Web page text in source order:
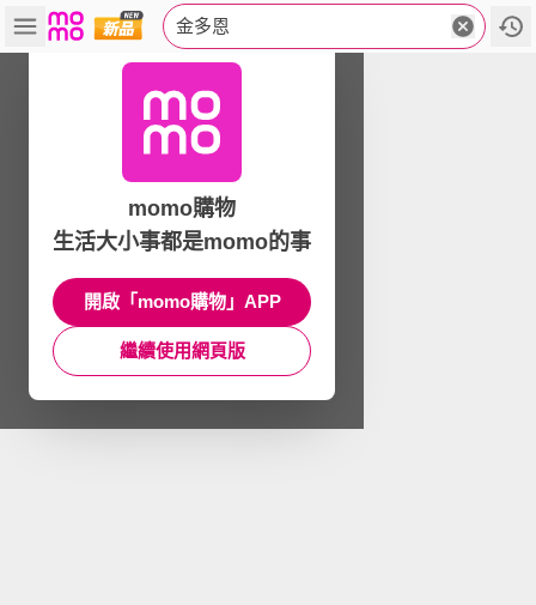
金多恩
momo購物
生活大小事都是momo的事
開啟「momo購物」APP
繼續使用網頁版